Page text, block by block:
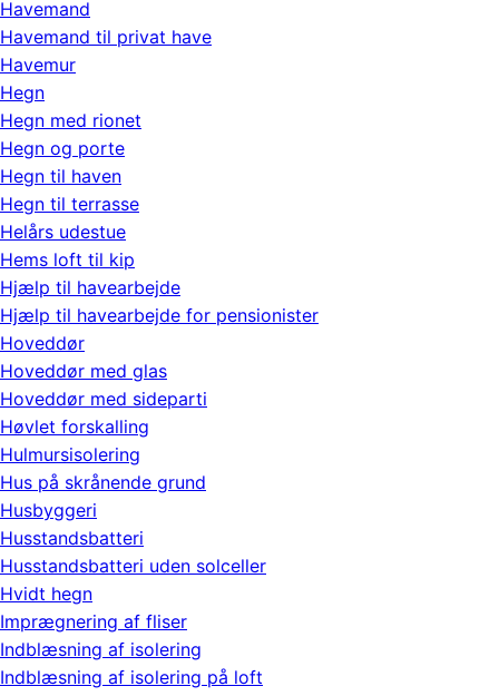
Havemand
Havemand til privat have
Havemur
Hegn
Hegn med rionet
Hegn og porte
Hegn til haven
Hegn til terrasse
Helårs udestue
Hems loft til kip
Hjælp til havearbejde
Hjælp til havearbejde for pensionister
Hoveddør
Hoveddør med glas
Hoveddør med sideparti
Høvlet forskalling
Hulmursisolering
Hus på skrånende grund
Husbyggeri
Husstandsbatteri
Husstandsbatteri uden solceller
Hvidt hegn
Imprægnering af fliser
Indblæsning af isolering
Indblæsning af isolering på loft